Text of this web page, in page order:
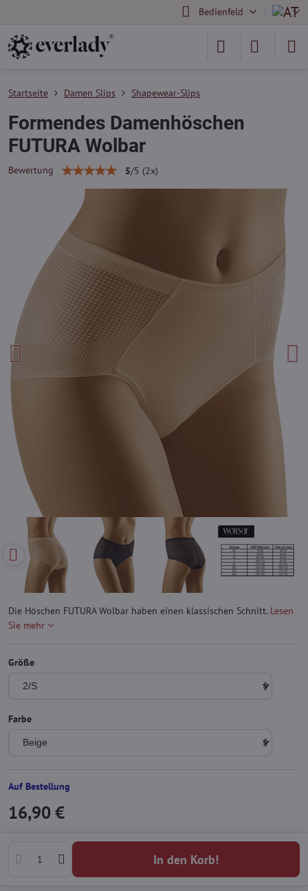
Bedienfeld
Startseite Damen Slips Shapewear-Slips
Formendes Damenhöschen
FUTURA Wolbar
Bewertung 5/5 (2x)
Die Höschen FUTURA Wolbar haben einen klassischen Schnitt. Lesen
Sie mehr
Größe
Farbe
Auf Bestellung
16,90 €
In den Korb!